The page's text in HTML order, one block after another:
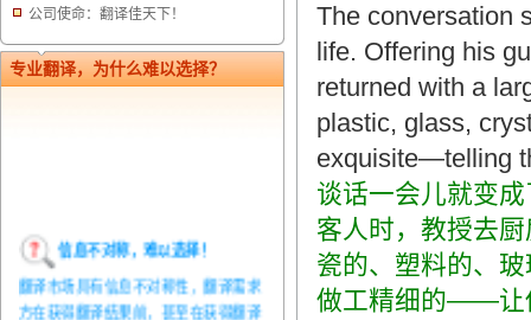
公司使命：翻译佳天下！
专业翻译，为什么难以选择？
信息不对称，难以选择！
翻译市场具有信息不对称性，翻译需求
方在获得翻译结果前，甚至在获得翻译
The conversation
life. Offering his
returned with a
plastic, glass,
exquisite—telling
谈话一会儿就变
客人时，教授去
瓷的、塑料的、
做工精细的——让